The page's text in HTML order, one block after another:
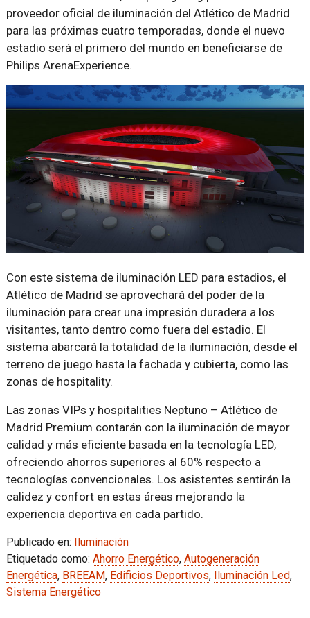
proveedor oficial de iluminación del Atlético de Madrid
para las próximas cuatro temporadas, donde el nuevo
estadio será el primero del mundo en beneficiarse de
Philips ArenaExperience.
Con este sistema de iluminación LED para estadios, el
Atlético de Madrid se aprovechará del poder de la
iluminación para crear una impresión duradera a los
visitantes, tanto dentro como fuera del estadio. El
sistema abarcará la totalidad de la iluminación, desde el
terreno de juego hasta la fachada y cubierta, como las
zonas de hospitality.
Las zonas VIPs y hospitalities Neptuno – Atlético de
Madrid Premium contarán con la iluminación de mayor
calidad y más eficiente basada en la tecnología LED,
ofreciendo ahorros superiores al 60% respecto a
tecnologías convencionales. Los asistentes sentirán la
calidez y confort en estas áreas mejorando la
experiencia deportiva en cada partido.
Publicado en:
Iluminación
Etiquetado como: Ahorro Energético, Autogeneración
Energética, BREEAM, Edificios Deportivos, Iluminación Led,
Sistema Energético